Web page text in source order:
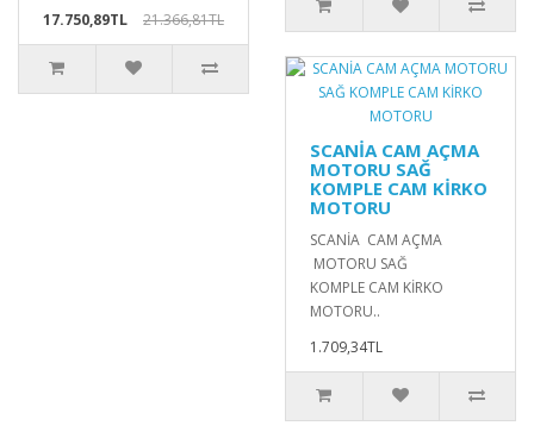
17.750,89TL
21.366,81TL
SCANİA CAM AÇMA
MOTORU SAĞ
KOMPLE CAM KİRKO
MOTORU
SCANİA CAM AÇMA
MOTORU SAĞ
KOMPLE CAM KİRKO
MOTORU..
1.709,34TL